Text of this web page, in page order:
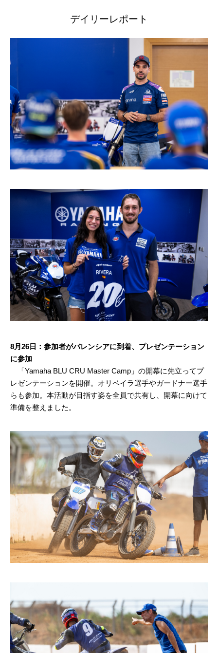
デイリーレポート
8月26日：参加者がバレンシアに到着、プレゼンテーション
に参加
「Yamaha BLU CRU Master Camp」の開幕に先立ってプ
レゼンテーションを開催。オリベイラ選手やガードナー選手
らも参加。本活動が目指す姿を全員で共有し、開幕に向けて
準備を整えました。